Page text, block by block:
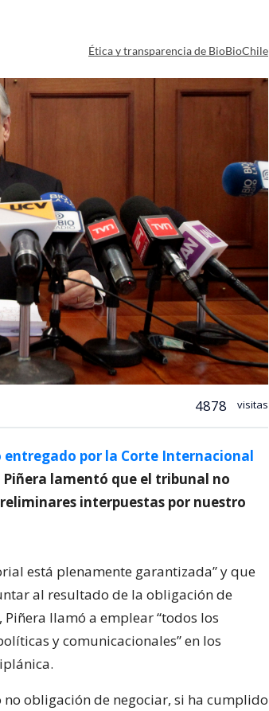
Ética y transparencia de BioBioChile
4878 visitas
entregado por la Corte Internacional
Piñera lamentó que el tribunal no
interpuestas por nuestro
está plenamente garantizada” y que
al resultado de la obligación de
llamó a emplear “todos los
y comunicacionales” en los
no obligación de negociar, si ha cumplido